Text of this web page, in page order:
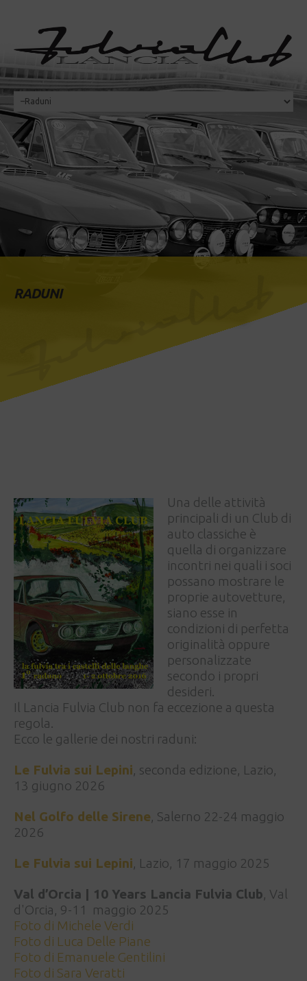
RADUNI
Una delle attività
principali di un Club di
auto classiche è
quella di organizzare
incontri nei quali i soci
possano mostrare le
proprie autovetture,
siano esse in
condizioni di perfetta
originalità oppure
personalizzate
secondo i propri
desideri.
Il Lancia Fulvia Club non fa eccezione a questa
regola.
Ecco le gallerie dei nostri raduni:
Le Fulvia sui Lepini, seconda edizione, Lazio,
13 giugno 2026
Nel Golfo delle Sirene, Salerno 22-24 maggio
2026
Le Fulvia sui Lepini, Lazio, 17 maggio 2025
Val d’Orcia | 10 Years Lancia Fulvia Club, Val
d'Orcia, 9-11 maggio 2025
Foto di Michele Verdi
Foto di Luca Delle Piane
Foto di Emanuele Gentilini
Foto di Sara Veratti